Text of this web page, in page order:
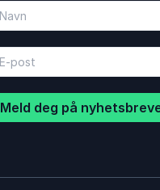
Meld deg på